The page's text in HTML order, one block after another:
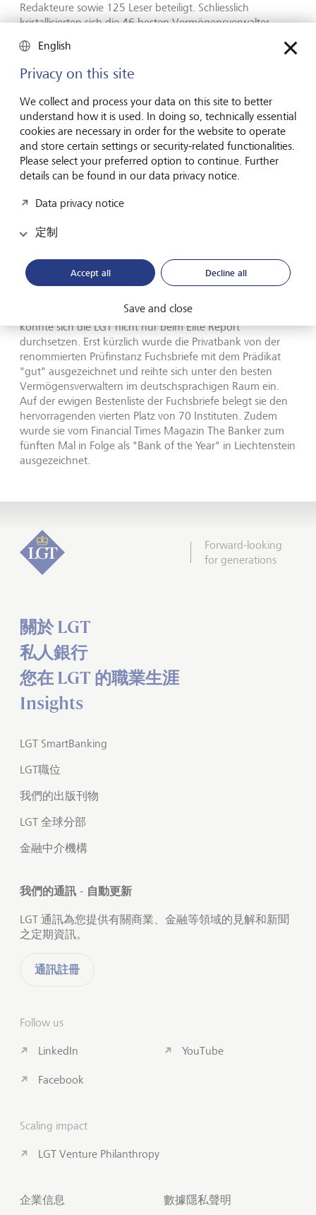
Redakteure sowie 125 Leser beteiligt. Schliesslich
kristallisierten sich die 46 besten Vermögensverwalter
heraus. Die LGT erreichte als eine von nur zehn
Dienstleistern mit 700 von 800 möglichen Punkten die
höchste Punktezahl.
Bestätigung und Ansporn zugleich
Roland Schubert, CEO der LGT Bank, freut sich über das
hervorragende Resultat: "Wir wollen unseren Kunden auf
lange Sicht ein verlässlicher und kompetenter Partner in
seit vielen Jahren Höchstnoten - für uns ist das eine schöne
auf den Erfolgen ausruhen, sondern auch weiterhin alles
erhalten und unsere Dienstleistungen und Produkte weiter
zu verbessern."
Mit einer erstklassigen Betreuung und ihrer Expertise
konnte sich die LGT nicht nur beim Elite Report
durchsetzen. Erst kürzlich wurde die Privatbank von der
renommierten Prüfinstanz Fuchsbriefe mit dem Prädikat
"gut" ausgezeichnet und reihte sich unter den besten
Vermögensverwaltern im deutschsprachigen Raum ein.
Auf der ewigen Bestenliste der Fuchsbriefe belegt sie den
hervorragenden vierten Platz von 70 Instituten. Zudem
wurde sie vom Financial Times Magazin The Banker zum
fünften Mal in Folge als "Bank of the Year" in Liechtenstein
ausgezeichnet.
Forward-looking
for generations
關於 LGT
私人銀行
您在 LGT 的職業生涯
Insights
LGT SmartBanking
LGT職位
我們的出版刊物
LGT 全球分部
金融中介機構
我們的通訊 - 自動更新
LGT 通訊為您提供有關商業、金融等領域的見解和新聞
之定期資訊。
通訊註冊
Follow us
LinkedIn
Facebook
YouTube
Scaling impact
LGT Venture Philanthropy
企業信息 數據隱私聲明
English
Privacy on this site
We collect and process your data on this site to better
understand how it is used. In doing so, technically essential
cookies are necessary in order for the website to operate
and store certain settings or security-related functionalities.
Please select your preferred option to continue. Further
details can be found in our data privacy notice.
Data privacy notice
定制
Accept all Decline all
Save and close